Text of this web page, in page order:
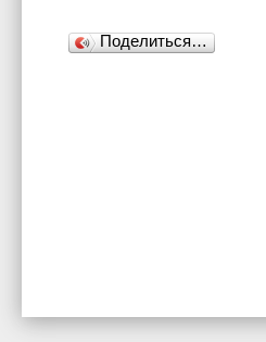
Поделиться…